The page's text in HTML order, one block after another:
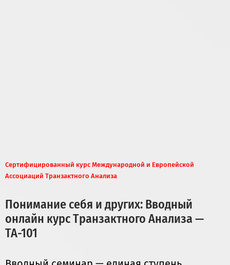
Сертифицированный курс Международной и Европейской
Ассоциаций Транзактного Анализа
Понимание себя и других: Вводный
онлайн курс Транзактного Анализа —
ТА-101